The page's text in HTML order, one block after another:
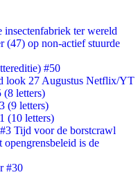
ter wereld
(47) op non-actief stuurde
#50
look 27 Augustus Netflix/YT
(8 letters)
(9 letters)
(10 letters)
Tijd voor de borstcrawl
is de
#30